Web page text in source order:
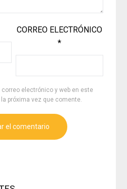
CORREO ELECTRÓNICO
*
correo electrónico y web en este
próxima vez que comente.